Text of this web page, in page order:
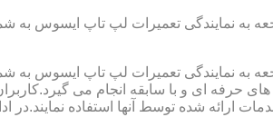
به نمایندگی تعمیرات لپ تاپ ایسوس به
به نمایندگی تعمیرات لپ تاپ ایسوس به
حرفه ای و با سابقه انجام می
شده توسط آنها استفاده نمایند.در